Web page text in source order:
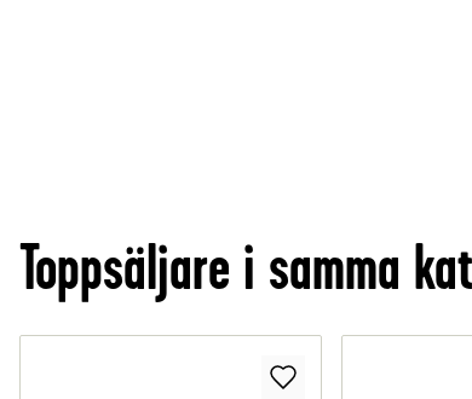
Toppsäljare i samma